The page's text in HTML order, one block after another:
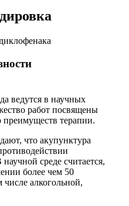
ведутся в научных
работ посвящены
терапии.
что акупунктура
среде считается,
более чем 50
алкогольной,